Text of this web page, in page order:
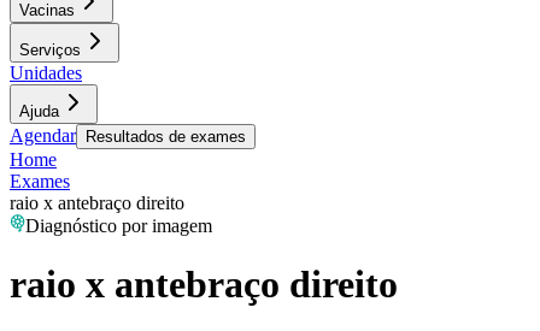
Vacinas
Serviços
Unidades
Ajuda
Agendar Resultados de exames
Home
Exames
raio x antebraço direito
Diagnóstico por imagem
raio x antebraço direito